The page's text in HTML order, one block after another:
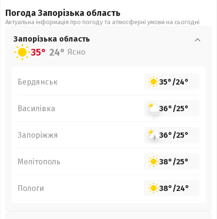
Погода Запорізька область
Актуальна інформація про погоду та атмосферні умови на сьогодні
Запорізька область
35° 24° Ясно
Бердянськ 35°/24°
Василівка 36°/25°
Запоріжжя 36°/25°
Мелітополь 38°/25°
Пологи 38°/24°